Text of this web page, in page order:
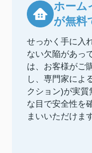
ホーム
が無料
せっかく手に入
ない欠陥があっ
は、お客様がご
し、専門家によ
クション)が実
な目で安全性を
まいいただけます